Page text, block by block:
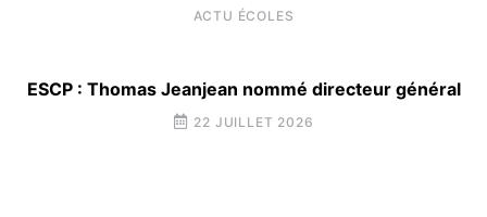
ACTU ÉCOLES
ESCP : Thomas Jeanjean nommé directeur général
22 JUILLET 2026